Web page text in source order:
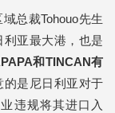
总裁Tohouo先生
利亚最大港，也是
和TINCAN有
的是尼日利亚对于
违规将其进口入